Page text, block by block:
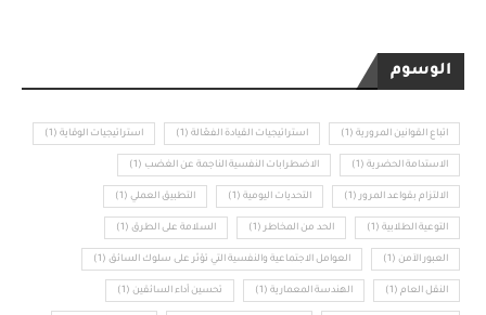
الوسوم
اتباع القوانين المرورية (1) استراتيجيات القيادة الفعّالة (1) استراتيجيات الوقاية (1)
الاستدامة الحضرية (1) الاضطرابات النفسية الناجمة عن الغضب (1)
الالتزام بقواعد المرور (1) التحديات اليومية (1) التطبيق العملي (1)
التوعية الطلابية (1) الحد من المخاطر (1) السلامة على الطرق (1)
العبور الآمن (1) العوامل الاجتماعية والنفسية التي تؤثر على سلوك السائق (1)
النقل العام (1) الهندسة المعمارية (1) تحسين أداء السائقين (1)